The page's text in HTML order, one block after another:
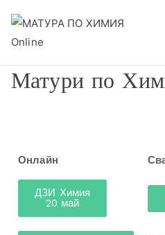
Матури по
Онлайн
ДЗИ Химия
20 май